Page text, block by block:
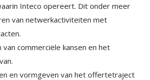
Inteco opereert. Dit onder meer
van netwerkactiviteiten met
commerciële kansen en het
en vormgeven van het offertetraject